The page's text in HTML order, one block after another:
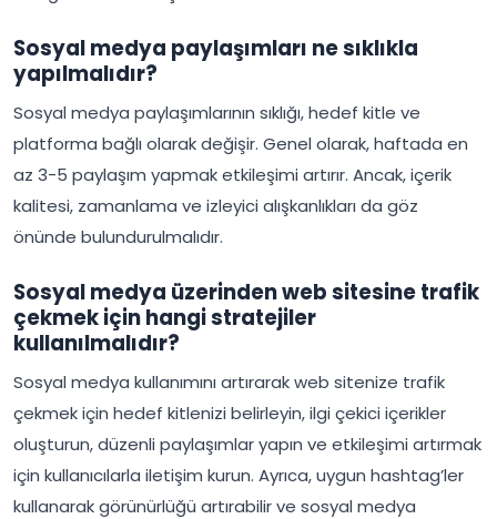
Sosyal medya paylaşımları ne sıklıkla
yapılmalıdır?
Sosyal medya paylaşımlarının sıklığı, hedef kitle ve
platforma bağlı olarak değişir. Genel olarak, haftada en
az 3-5 paylaşım yapmak etkileşimi artırır. Ancak, içerik
kalitesi, zamanlama ve izleyici alışkanlıkları da göz
önünde bulundurulmalıdır.
Sosyal medya üzerinden web sitesine trafik
çekmek için hangi stratejiler
kullanılmalıdır?
Sosyal medya kullanımını artırarak web sitenize trafik
çekmek için hedef kitlenizi belirleyin, ilgi çekici içerikler
oluşturun, düzenli paylaşımlar yapın ve etkileşimi artırmak
için kullanıcılarla iletişim kurun. Ayrıca, uygun hashtag’ler
kullanarak görünürlüğü artırabilir ve sosyal medya